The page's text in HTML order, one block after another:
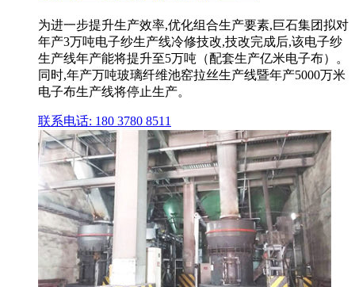
为进一步提升生产效率,优化组合生产要素,巨石集团拟对
年产3万吨电子纱生产线冷修技改,技改完成后,该电子纱
生产线年产能将提升至5万吨（配套生产亿米电子布）。
同时,年产万吨玻璃纤维池窑拉丝生产线暨年产5000万米
电子布生产线将停止生产。
联系电话: 180 3780 8511